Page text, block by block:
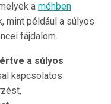
a méhben
mint például a súlyos
fájdalom.
a súlyos
kapcsolatos